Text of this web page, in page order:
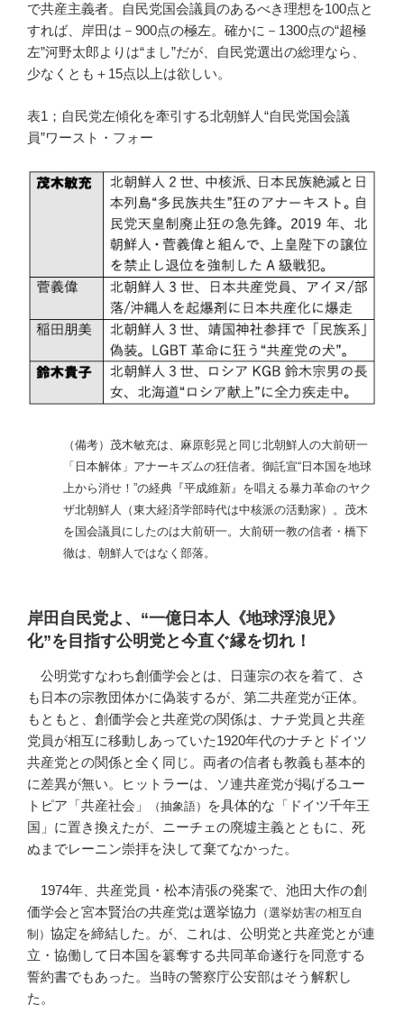
で共産主義者。自民党国会議員のあるべき理想を100点と
すれば、岸田は－900点の極左。確かに－1300点の“超極
左”河野太郎よりは“まし”だが、自民党選出の総理なら、
少なくとも＋15点以上は欲しい。
表1；自民党左傾化を牽引する北朝鮮人“自民党国会議
員”ワースト・フォー
（備考）茂木敏充は、麻原彰晃と同じ北朝鮮人の大前研一
「日本解体」アナーキズムの狂信者。御託宣“日本国を地球
上から消せ！”の経典『平成維新』を唱える暴力革命のヤク
ザ北朝鮮人（東大経済学部時代は中核派の活動家）。茂木
を国会議員にしたのは大前研一。大前研一教の信者・橋下
徹は、朝鮮人ではなく部落。
岸田自民党よ、“一億日本人《地球浮浪児》
化”を目指す公明党と今直ぐ縁を切れ！
公明党すなわち創価学会とは、日蓮宗の衣を着て、さ
も日本の宗教団体かに偽装するが、第二共産党が正体。
もともと、創価学会と共産党の関係は、ナチ党員と共産
党員が相互に移動しあっていた1920年代のナチとドイツ
共産党との関係と全く同じ。両者の信者も教義も基本的
に差異が無い。ヒットラーは、ソ連共産党が掲げるユー
トピア「共産社会」
（抽象語）
を具体的な「ドイツ千年王
国」に置き換えたが、ニーチェの廃墟主義とともに、死
ぬまでレーニン崇拝を決して棄てなかった。
1974年、共産党員・松本清張の発案で、池田大作の創
価学会と宮本賢治の共産党は選挙協力
（選挙妨害の相互自
制） 協定を締結した。が、これは、公明党と共産党とが連
立・協働して日本国を簒奪する共同革命遂行を同意する
誓約書でもあった。当時の警察庁公安部はそう解釈し
た。